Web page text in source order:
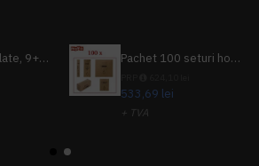
Pachet 10 halate, 9+1 gratuit Pachet 100 seturi hoteliere, set dentar, set barbierit, casca de dus, pila unghii, set cusut
533,69 lei
+ TVA